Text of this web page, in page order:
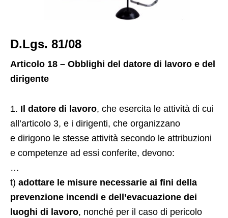
D.Lgs. 81/08
Articolo 18 – Obblighi del datore di lavoro e del
dirigente
1. Il datore di lavoro, che esercita le attività di cui
all’articolo 3, e i dirigenti, che organizzano
e dirigono le stesse attività secondo le attribuzioni
e competenze ad essi conferite, devono:
…
t) adottare le misure necessarie ai fini della
prevenzione incendi e dell’evacuazione dei
luoghi di lavoro, nonché per il caso di pericolo